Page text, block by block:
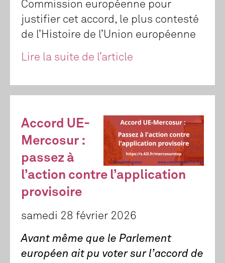
Commission européenne pour
justifier cet accord, le plus contesté
de l’Histoire de l’Union européenne
Lire la suite de l’article
Accord UE-
Mercosur :
passez à
l’action contre l’application
provisoire
samedi 28 février 2026
Avant même que le Parlement
européen ait pu voter sur l’accord de